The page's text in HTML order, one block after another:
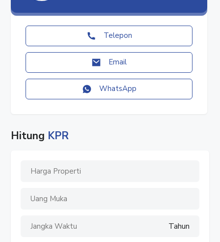
#rumahdijual
#jualrumah
#rumah
Telepon
Email
WhatsApp
Hitung KPR
Tahun